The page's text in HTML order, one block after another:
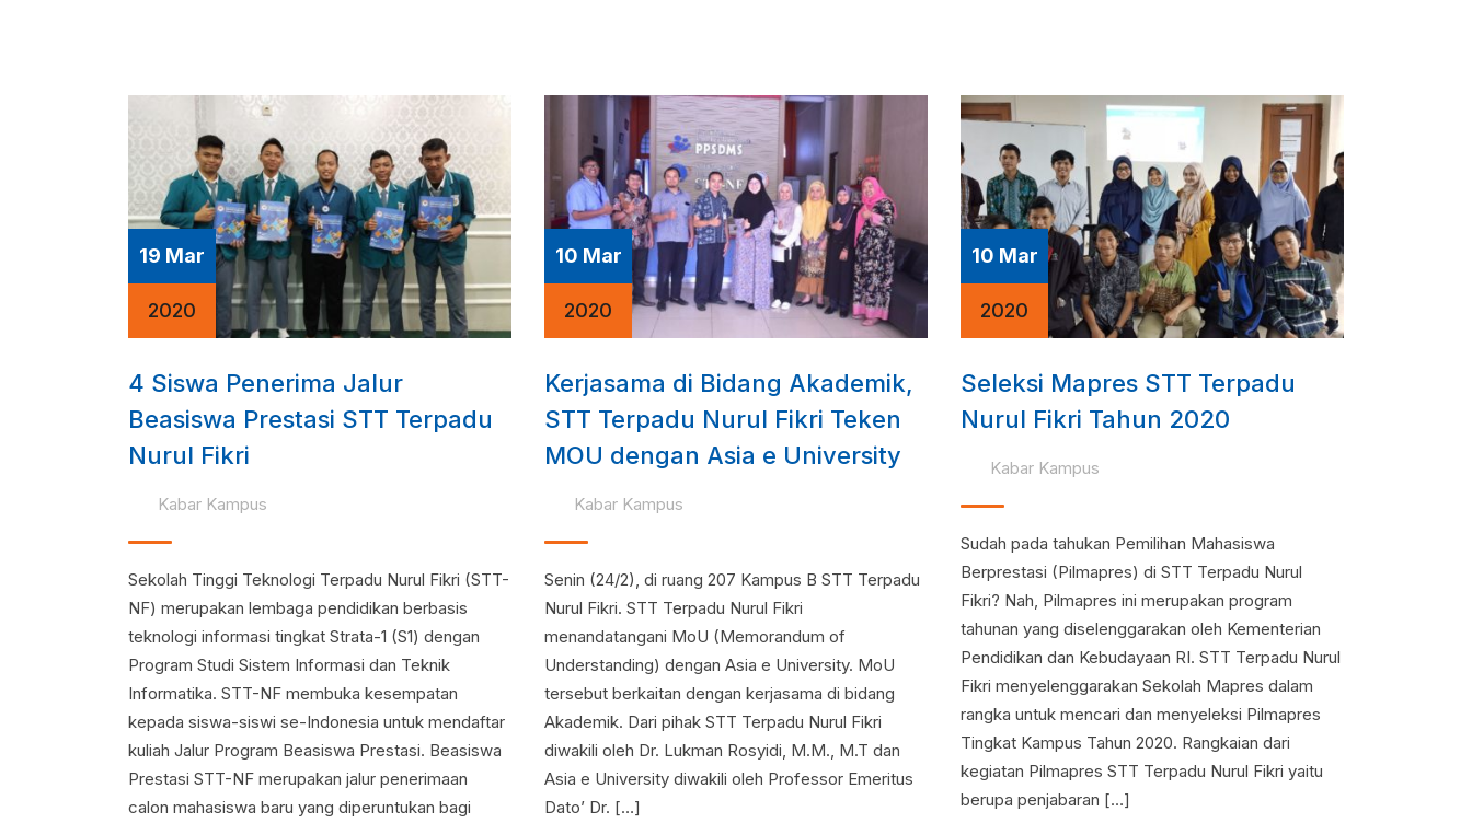
19 Mar
2020
4 Siswa Penerima Jalur
Beasiswa Prestasi STT Terpadu
Nurul Fikri
Kabar Kampus
Sekolah Tinggi Teknologi Terpadu Nurul Fikri (STT-
NF) merupakan lembaga pendidikan berbasis
teknologi informasi tingkat Strata-1 (S1) dengan
Program Studi Sistem Informasi dan Teknik
Informatika. STT-NF membuka kesempatan
kepada siswa-siswi se-Indonesia untuk mendaftar
kuliah Jalur Program Beasiswa Prestasi. Beasiswa
Prestasi STT-NF merupakan jalur penerimaan
calon mahasiswa baru yang diperuntukan bagi
10 Mar
2020
Kerjasama di Bidang Akademik,
STT Terpadu Nurul Fikri Teken
MOU dengan Asia e University
Kabar Kampus
Senin (24/2), di ruang 207 Kampus B STT Terpadu
Nurul Fikri. STT Terpadu Nurul Fikri
menandatangani MoU (Memorandum of
Understanding) dengan Asia e University. MoU
tersebut berkaitan dengan kerjasama di bidang
Akademik. Dari pihak STT Terpadu Nurul Fikri
diwakili oleh Dr. Lukman Rosyidi, M.M., M.T dan
Asia e University diwakili oleh Professor Emeritus
Dato’ Dr. […]
10 Mar
2020
Seleksi Mapres STT Terpadu
Nurul Fikri Tahun 2020
Kabar Kampus
Sudah pada tahukan Pemilihan Mahasiswa
Berprestasi (Pilmapres) di STT Terpadu Nurul
Fikri? Nah, Pilmapres ini merupakan program
tahunan yang diselenggarakan oleh Kementerian
Pendidikan dan Kebudayaan RI. STT Terpadu Nurul
Fikri menyelenggarakan Sekolah Mapres dalam
rangka untuk mencari dan menyeleksi Pilmapres
Tingkat Kampus Tahun 2020. Rangkaian dari
kegiatan Pilmapres STT Terpadu Nurul Fikri yaitu
berupa penjabaran […]